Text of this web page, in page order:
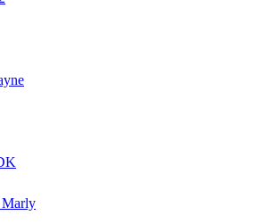
Marly